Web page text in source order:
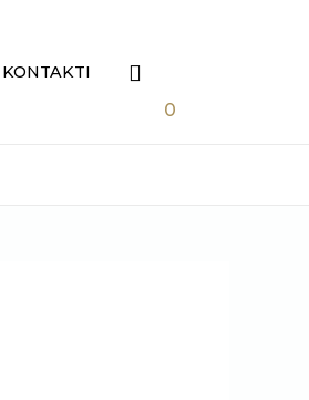
KONTAKTI Search
0